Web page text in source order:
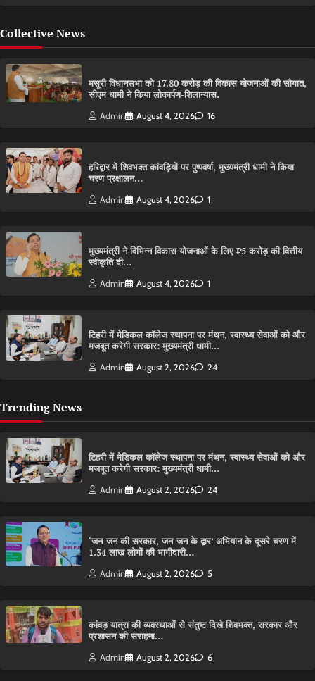
Collective News
मसूरी विधानसभा को 17.80 करोड़ की विकास योजनाओं की सौगात,
सीएम धामी ने किया लोकार्पण-शिलान्यास.
Admin August 4, 2026 16
हरिद्वार में शिवभक्त कांवड़ियों पर पुष्पवर्षा, मुख्यमंत्री धामी ने किया
चरण प्रक्षालन…
Admin August 4, 2026 1
मुख्यमंत्री ने विभिन्न विकास योजनाओं के लिए ₹5 करोड़ की वित्तीय
स्वीकृति दी…
Admin August 4, 2026 1
टिहरी में मेडिकल कॉलेज स्थापना पर मंथन, स्वास्थ्य सेवाओं को और
मजबूत करेगी सरकार: मुख्यमंत्री धामी…
Admin August 2, 2026 24
Trending News
टिहरी में मेडिकल कॉलेज स्थापना पर मंथन, स्वास्थ्य सेवाओं को और
मजबूत करेगी सरकार: मुख्यमंत्री धामी…
Admin August 2, 2026 24
‘जन-जन की सरकार, जन-जन के द्वार’ अभियान के दूसरे चरण में
1.34 लाख लोगों की भागीदारी…
Admin August 2, 2026 5
कांवड़ यात्रा की व्यवस्थाओं से संतुष्ट दिखे शिवभक्त, सरकार और
प्रशासन की सराहना…
Admin August 2, 2026 6